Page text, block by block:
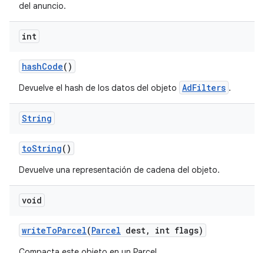
del anuncio.
int
hashCode()
Devuelve el hash de los datos del objeto AdFilters .
String
toString()
Devuelve una representación de cadena del objeto.
void
writeToParcel(Parcel dest, int flags)